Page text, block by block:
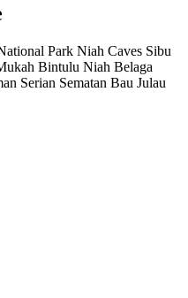
Park Niah Caves Sibu
Bintulu Niah Belaga
Serian Sematan Bau Julau